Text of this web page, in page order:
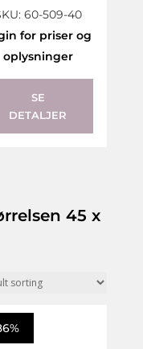
60-509-40
for priser og
oplysninger
SE
DETALJER
may
on
45 x